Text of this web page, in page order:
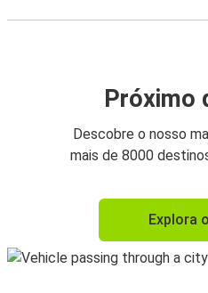
Próximo
Descobre o nosso
mais de 8000
Explora